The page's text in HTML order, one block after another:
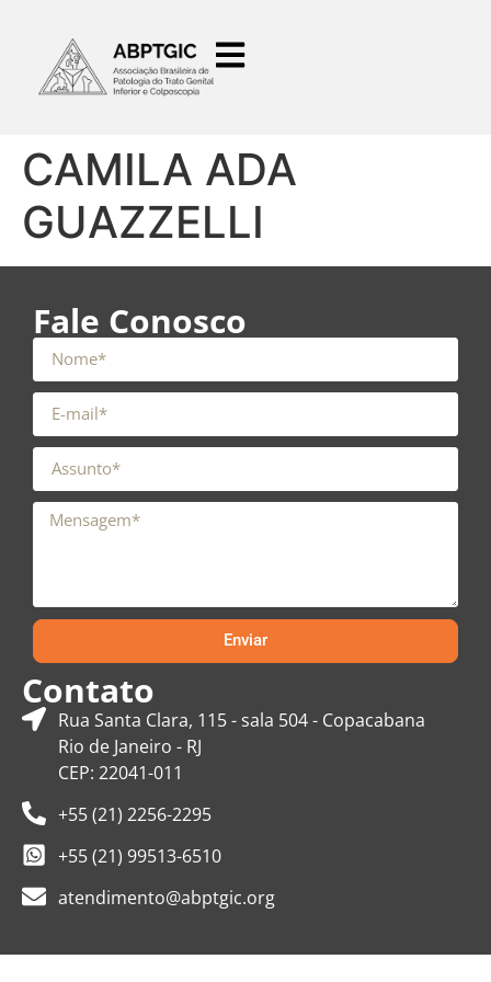
CAMILA ADA
GUAZZELLI
Fale Conosco
Enviar
Contato
Rua Santa Clara, 115 - sala 504 - Copacabana
Rio de Janeiro - RJ
CEP: 22041-011
+55 (21) 2256-2295
+55 (21) 99513-6510
atendimento@abptgic.org